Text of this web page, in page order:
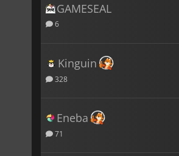
GAMESEAL
6
Kinguin
328
Eneba
71